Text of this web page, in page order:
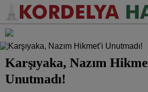
Karşıyaka, Nazım
Unutmadı!